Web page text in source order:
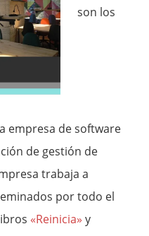
son los
empresa de software
de gestión de
trabaja a
por todo el
«Reinicia» y